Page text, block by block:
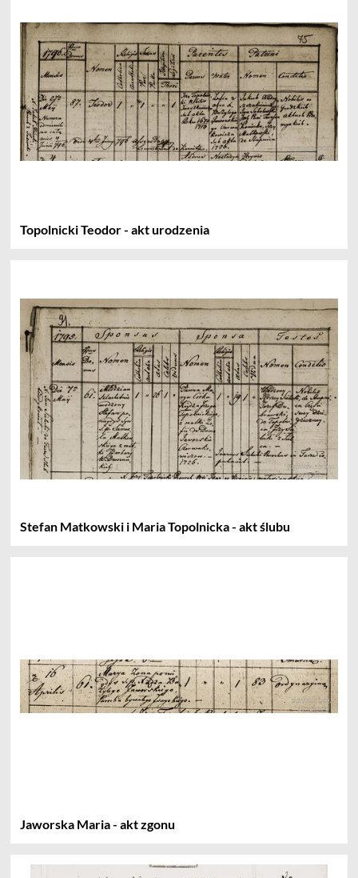
Topolnicki Teodor - akt urodzenia
Stefan Matkowski i Maria Topolnicka - akt ślubu
Jaworska Maria - akt zgonu